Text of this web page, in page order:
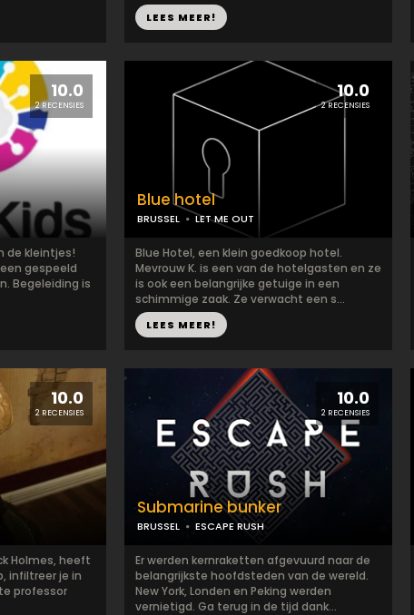
LEES MEER!
10.0
2 RECENSIES
de kleintjes!
gespeeld
Begeleiding is
10.0
2 RECENSIES
Blue hotel
BRUSSEL LET ME OUT
Blue Hotel, een klein goedkoop hotel.
Mevrouw K. is een van de hotelgasten en ze
is ook een belangrijke getuige in een
schimmige zaak. Ze verwacht een s...
LEES MEER!
10.0
2 RECENSIES
Holmes, heeft
infiltreer je in
professor
10.0
2 RECENSIES
Submarine bunker
BRUSSEL ESCAPE RUSH
Er werden kernraketten afgevuurd naar de
belangrijkste hoofdsteden van de wereld.
New York, Londen en Peking werden
vernietigd. Ga terug in de tijd dank...